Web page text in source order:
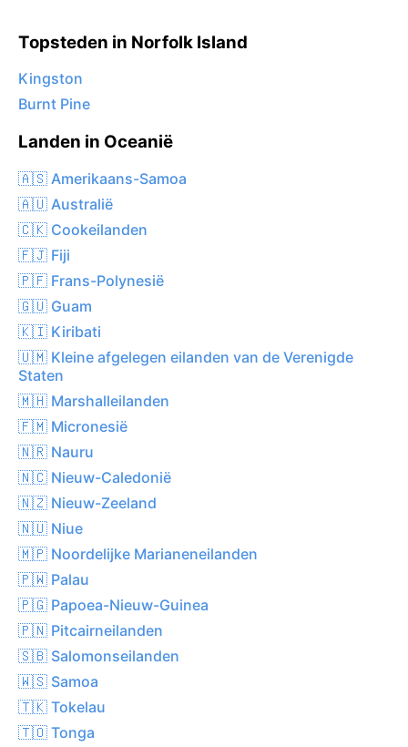
Topsteden in Norfolk Island
Kingston
Burnt Pine
Landen in Oceanië
🇦🇸 Amerikaans-Samoa
🇦🇺 Australië
🇨🇰 Cookeilanden
🇫🇯 Fiji
🇵🇫 Frans-Polynesië
🇬🇺 Guam
🇰🇮 Kiribati
🇺🇲 Kleine afgelegen eilanden van de Verenigde
Staten
🇲🇭 Marshalleilanden
🇫🇲 Micronesië
🇳🇷 Nauru
🇳🇨 Nieuw-Caledonië
🇳🇿 Nieuw-Zeeland
🇳🇺 Niue
🇲🇵 Noordelijke Marianeneilanden
🇵🇼 Palau
🇵🇬 Papoea-Nieuw-Guinea
🇵🇳 Pitcairneilanden
🇸🇧 Salomonseilanden
🇼🇸 Samoa
🇹🇰 Tokelau
🇹🇴 Tonga